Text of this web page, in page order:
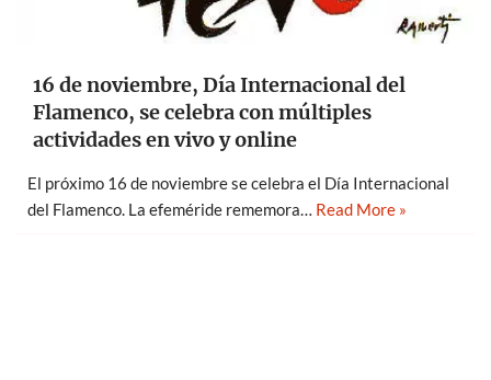
16 de noviembre, Día Internacional del
Flamenco, se celebra con múltiples
actividades en vivo y online
El próximo 16 de noviembre se celebra el Día Internacional
del Flamenco. La efeméride rememora… Read More »